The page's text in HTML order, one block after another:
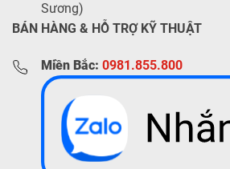
Sương)
BÁN HÀNG & HỖ TRỢ KỸ THUẬT
Miền Bắc: 0981.855.800